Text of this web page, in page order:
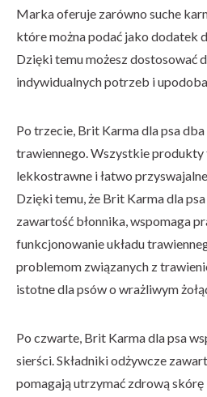
Marka oferuje zarówno suche
które można podać jako dodatek
Dzięki temu możesz dostosować
indywidualnych potrzeb i
Po trzecie, Brit Karma dla psa
trawiennego. Wszystkie produkty
lekkostrawne i łatwo
Dzięki temu, że Brit Karma dla
zawartość błonnika, wspomaga
funkcjonowanie układu
problemom związanych z
istotne dla psów o wrażliwym
Po czwarte, Brit Karma dla psa
sierści. Składniki odżywcze
pomagają utrzymać zdrową skórę